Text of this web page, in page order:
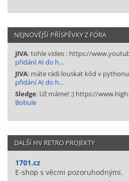
NEJNOVĚJŠÍ PŘÍSPĚVKY Z FÓRA
JIVA: tohle video : https://
přidání AI do h...
JIVA: máte rádi louskat kód v
přidání AI do h...
Sledge: Už máme! :) https://
Bobule
DALŠÍ HV RETRO PROJEKTY
1701.cz
E-shop s věcmi pozoruhodnými.